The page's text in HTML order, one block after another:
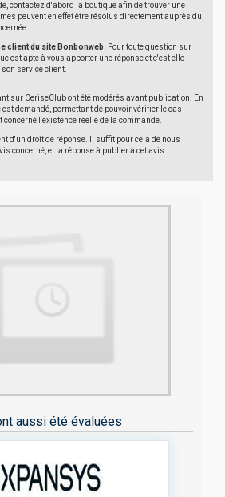
contactez d'abord la boutique afin de trouver une
peuvent en effet être résolus directement auprès du
client du site Bonbonweb . Pour toute question sur
est apte à vous apporter une réponse et c'est elle
service client.
sur CeriseClub ont été modérés avant publication. En
demandé, permettant de pouvoir vérifier le cas
l'existence réelle de la commande.
d'un droit de réponse. Il suffit pour cela de nous
concerné, et la réponse à publier à cet avis.
aussi été évaluées